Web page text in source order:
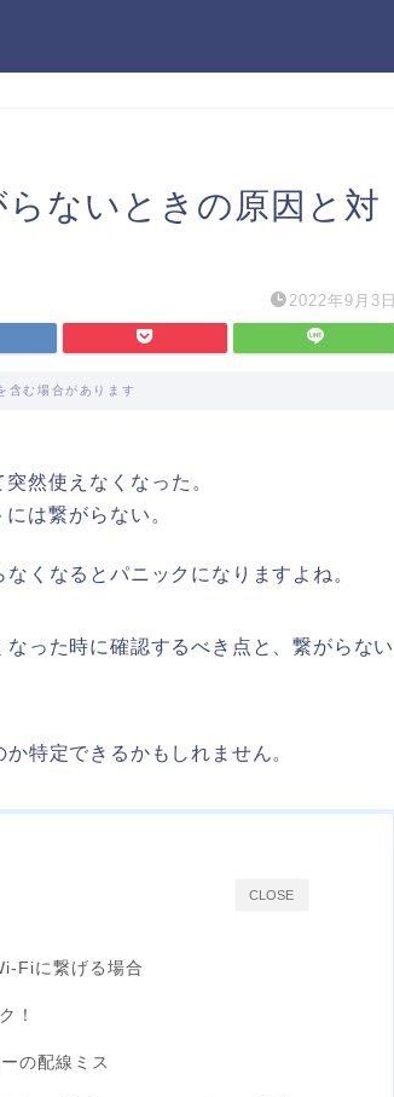
ないときの原因と対
2022年9月3日
含む場合があります
然使えなくなった。
は繋がらない。
くなるとパニックになりますよね。
った時に確認するべき点と、繋がらない
特定できるかもしれません。
CLOSE
Fiに繋げる場合
！
の配線ミス